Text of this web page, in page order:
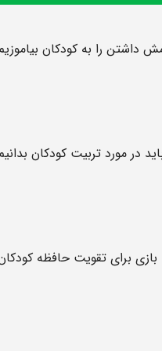
داشتن را به کودکان
در مورد تربیت کودکان
بازی برای تقویت حافظه